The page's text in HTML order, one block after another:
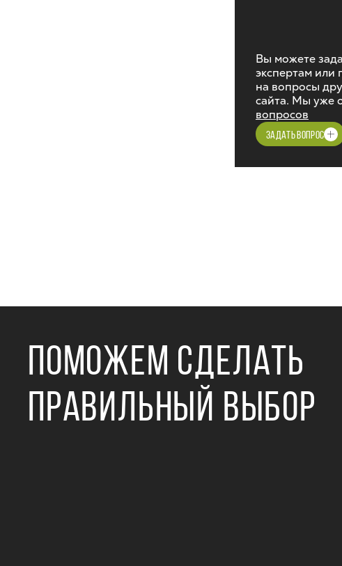
Вы можете
экспертам или
на вопросы
сайта. Мы уже
вопросов
ЗАДАТЬ ВОПРОС
ПОМОЖЕМ СДЕЛАТЬ
ПРАВИЛЬНЫЙ ВЫБОР